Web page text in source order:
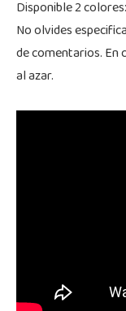
Disponible 2
No olvides
de comentarios. En
al azar.